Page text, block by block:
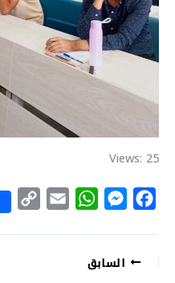
Views: 25
c
e
M
s
s
W
a
E
a
C
o
p
السابق